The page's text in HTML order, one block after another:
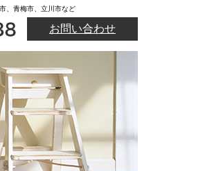
、青梅市、立川市など
お問い合わせ